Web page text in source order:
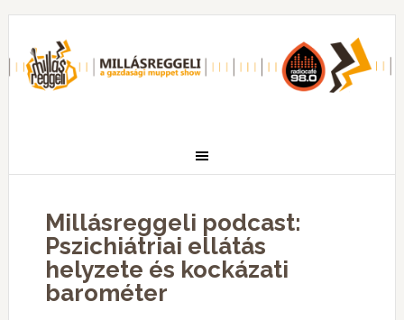
Millásreggeli podcast:
Pszichiátriai ellátás
helyzete és kockázati
barométer